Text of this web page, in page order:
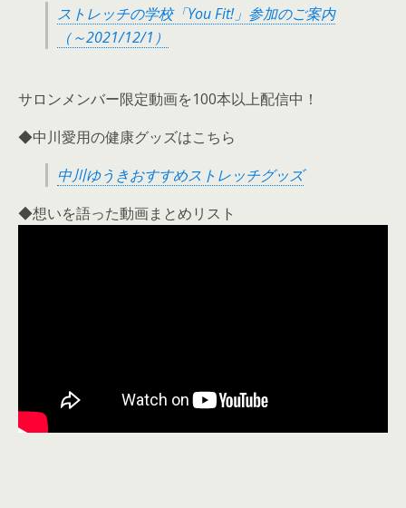
ストレッチの学校「You Fit!」参加のご案内
（～2021/12/1）
サロンメンバー限定動画を100本以上配信中！
◆中川愛用の健康グッズはこちら
中川ゆうきおすすめストレッチグッズ
◆想いを語った動画まとめリスト